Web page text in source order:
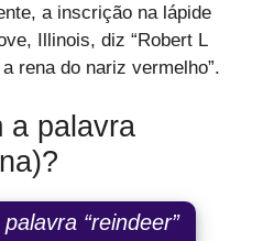
a inscrição na lápide
Illinois, diz “Robert L
rena do nariz vermelho”.
a palavra
“reindeer”